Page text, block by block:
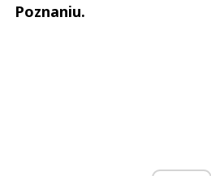
Poznaniu.